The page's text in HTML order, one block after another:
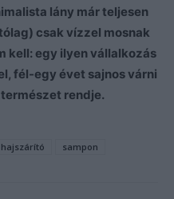
lány már teljesen
csak vízzel mosnak
kell: egy ilyen vállalkozás
fél-egy évet sajnos várni
rendje.
hajszárító sampon